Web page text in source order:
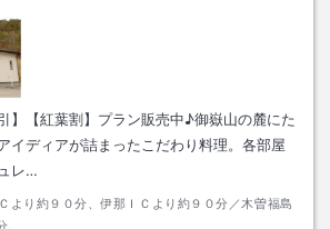
】【紅葉割】プラン販売中♪御嶽山の麓にた
イディアが詰まったこだわり料理。各部屋
レ…
より約９０分、伊那ＩＣより約９０分／木曽福島